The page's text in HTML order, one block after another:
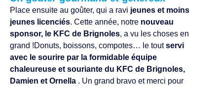
Place ensuite au goûter, qui a ravi jeunes et moins
jeunes licenciés. Cette année, notre nouveau
sponsor, le KFC de Brignoles, a vu les choses en
grand !Donuts, boissons, compotes… le toutservi
avec le sourire par la formidable équipe
chaleureuse et souriante du KFC de Brignoles,
Damien et Ornella . Un grand bravo et merci pour